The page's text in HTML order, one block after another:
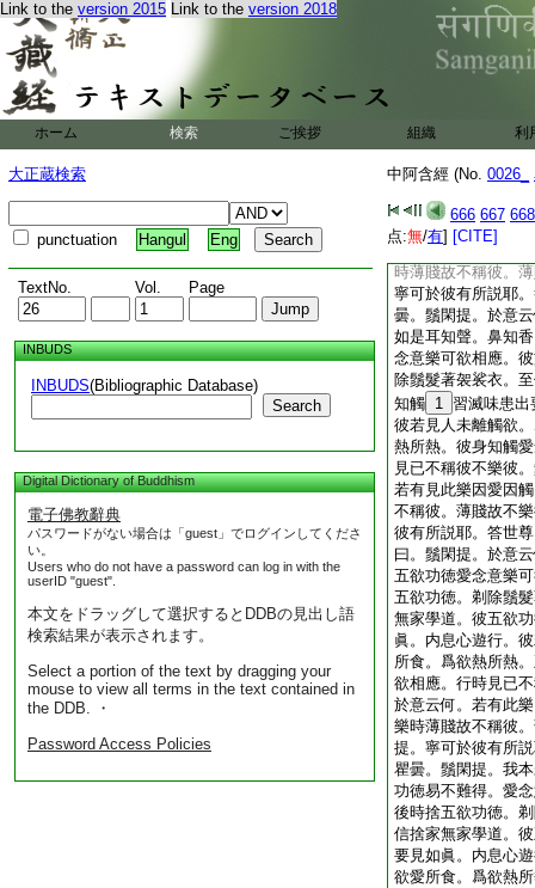
Link to the version 2015 Link to the version 2018
ホーム 検索 ご挨拶 組織 利
大正蔵検索
punctuation Hangul Eng
TextNo. Vol. Page
INBUDS
INBUDS(Bibliographic Database)
Search
Digital Dictionary of Buddhism
電子佛教辭典
パスワードがない場合は「guest」でログインしてくださ
い。
Users who do not have a password can log in with the
userID "guest".
本文をドラッグして選択するとDDBの見出し語
検索結果が表示されます。
Select a portion of the text by dragging your
mouse to view all terms in the text contained in
the DDB. ・
Password Access Policies
中阿含經 (No. 0026_
666 667 668
点:無/有] [CITE]
而不修者必受苦報
調御善密守護。而
汝因此故。説沙門
可用耶。鬚閑提異
時捨眼知色。剃除
家無家學道。彼眼
眞。内息心遊行。
愛所食。爲色熱所
可欲相應。行時見
提於意云何。若有
時薄賤故不稱彼。
寧可於彼有所説耶
曇。鬚閑提。於意
如是耳知聲。鼻知
念意樂可欲相應。
除鬚髮著袈裟衣。
知觸 1 習滅味患出
彼若見人未離觸欲
熱所熱。彼身知觸
見已不稱彼不樂彼
若有見此樂因愛因
不稱彼。薄賤故不
彼有所説耶。答世
曰。鬚閑提。於意
五欲功徳愛念意樂
五欲功徳。剃除鬚
無家學道。彼五欲
眞。内息心遊行。
所食。爲欲熱所熱
欲相應。行時見已
於意云何。若有此
樂時薄賤故不稱彼
提。寧可於彼有所
瞿曇。鬚閑提。我
功徳易不難得。愛
後時捨五欲功徳。
信捨家無家學道。
要見如眞。内息心
欲愛所食。爲欲熱